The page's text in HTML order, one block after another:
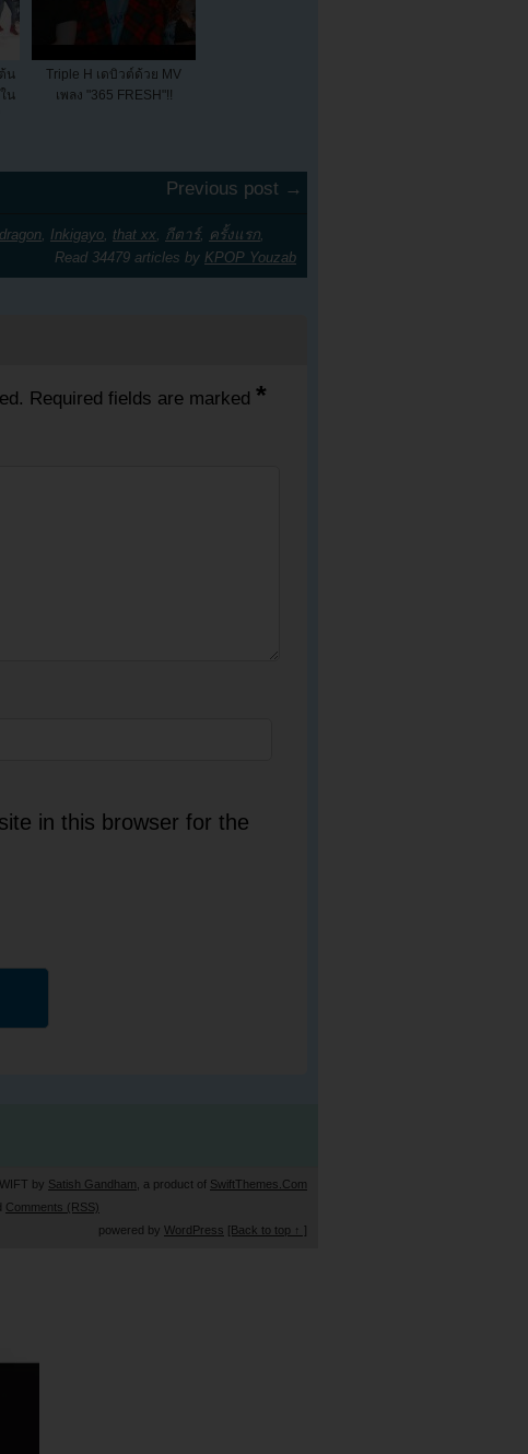
น
น
Triple H เดบิวต์ด้วย MV
เพลง "365 FRESH"!!
Previous post →
Inkigayo that xx กีตาร์, ครั้งแรก
Read 34479 articles by KPOP Youzab
Required fields are marked *
in this browser for the
by Satish Gandham , a product of SwiftThemes.Com
Comments (RSS)
powered by WordPress [Back to top ↑ ]